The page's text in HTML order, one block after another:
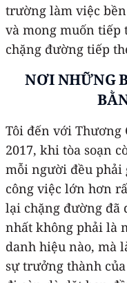
trường làm việc
và mong muốn tiếp
chặng đường tiếp
NƠI NHỮNG
Tôi đến với Thương
2017, khi tòa soạn
mỗi người đều
công việc lớn hơn
lại chặng đường đã
nhất không phải là
danh hiệu nào, mà
sự trưởng thành